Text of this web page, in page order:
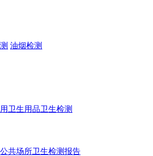
油烟检测
卫生用品卫生检测
公共场所卫生检测报告